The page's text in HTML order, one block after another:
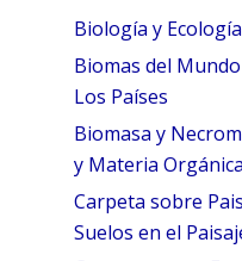
Biología y
Biomas del
Los Países
Biomasa y
y Materia Orgánica
Carpeta sobre
Suelos en el